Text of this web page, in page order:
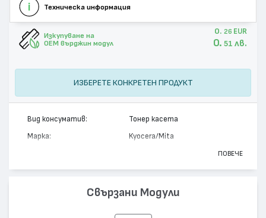
Техническа информация
Изкупуване на
OEM върджин модул
0. 26 EUR
0. 51 лв.
ИЗБЕРЕТЕ КОНКРЕТЕН ПРОДУКТ
Вид консуматив: Тонер касета
Марка: Kyocera/Mita
Цвят: Магента
12000
ПОВЕЧЕ
Свързани Модули